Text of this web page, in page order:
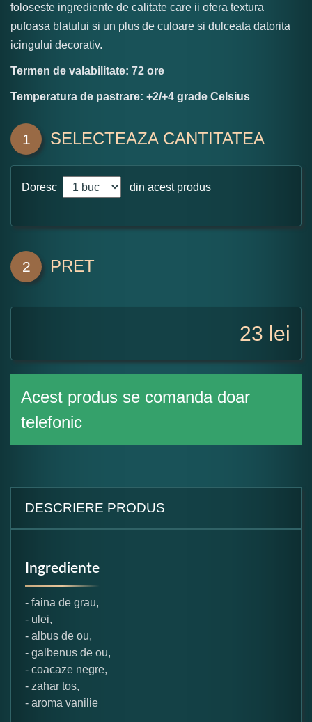
foloseste ingrediente de calitate care ii ofera textura
pufoasa blatului si un plus de culoare si dulceata datorita
icingului decorativ.
Termen de valabilitate: 72 ore
Temperatura de pastrare: +2/+4 grade Celsius
1 SELECTEAZA CANTITATEA
Doresc din acest produs
2 PRET
23 lei
Acest produs se comanda doar
telefonic
DESCRIERE PRODUS
Ingrediente
- faina de grau,
- ulei,
- albus de ou,
- galbenus de ou,
- coacaze negre,
- zahar tos,
- aroma vanilie